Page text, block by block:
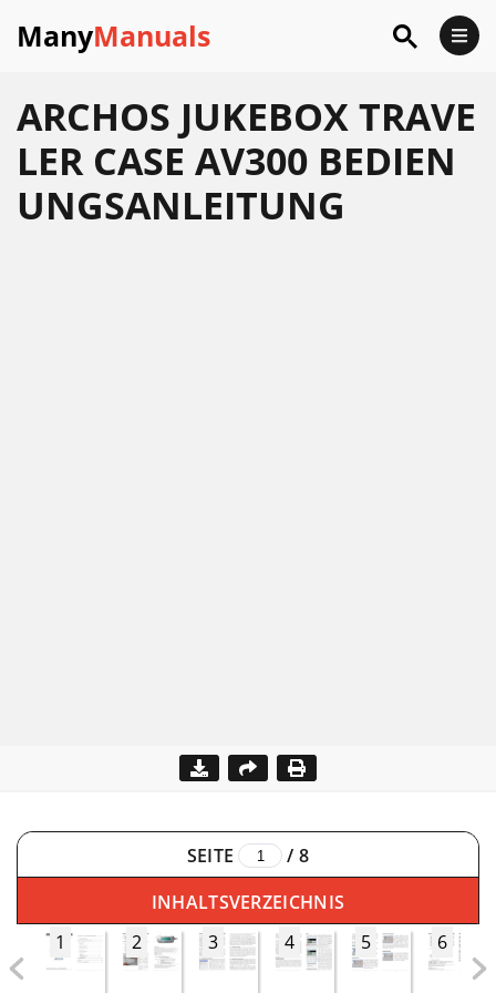
ManyManuals
ARCHOS JUKEBOX TRAVE
LER CASE AV300 BEDIEN
UNGSANLEITUNG
SEITE / 8
INHALTSVERZEICHNIS
1
2 3 4 5 6